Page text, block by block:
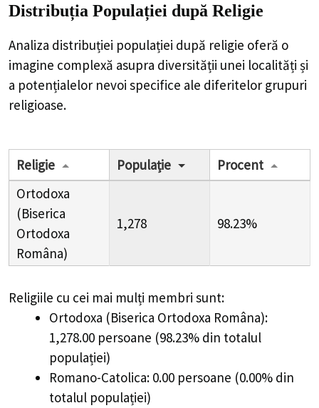
Distribuția Populației după Religie
Analiza distribuției populației după religie oferă o
imagine complexă asupra diversității unei localități și
a potențialelor nevoi specifice ale diferitelor grupuri
religioase.
Religie Populație
Procent
Ortodoxa
(Biserica
Ortodoxa
Româna)
1,278 98.23%
Religiile cu cei mai mulți membri sunt:
Ortodoxa (Biserica Ortodoxa Româna):
1,278.00 persoane (98.23% din totalul
populației)
Romano-Catolica: 0.00 persoane (0.00% din
totalul populației)